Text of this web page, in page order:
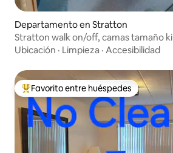
Departamento en Stratton
Stratton walk on/off, camas tamaño
piscina
Ubicación · Limpieza · Accesibilidad
De los mejores en Favorito entre
Favorito entre huéspedes